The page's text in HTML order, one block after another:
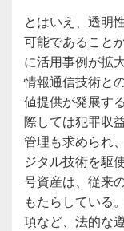
とはいえ、透明
可能であること
に活用事例が拡
情報通信技術と
値提供が発展す
際しては犯罪収
管理も求められ
ジタル技術を駆
号資産は、従来
もたらしている
項など、法的な